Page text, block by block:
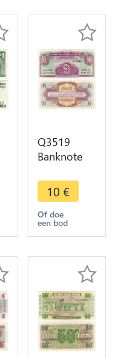
Q3519
Banknote
Kingdom
British Army
Forces One
Pound
Offer
10 €
Of doe
een bod